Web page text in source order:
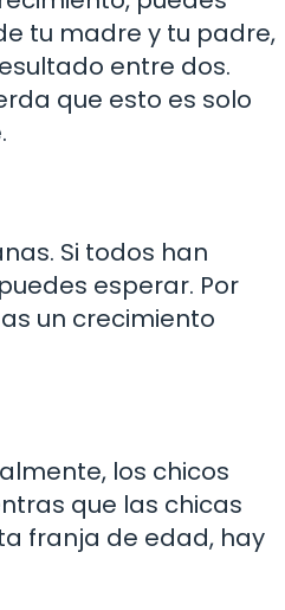
tu madre y tu padre,
entre dos.
que esto es solo
Si todos han
esperar. Por
un crecimiento
los chicos
que las chicas
franja de edad, hay